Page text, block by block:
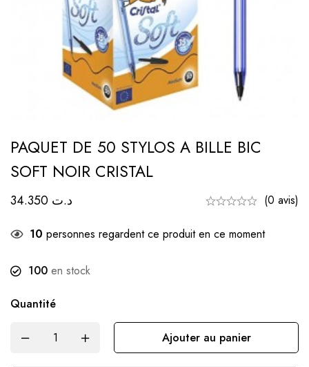
PAQUET DE 50 STYLOS A BILLE BIC
SOFT NOIR CRISTAL
د.ت (0 avis)
10 personnes regardent ce produit en ce moment
100 en stock
Quantité
Ajouter au panier